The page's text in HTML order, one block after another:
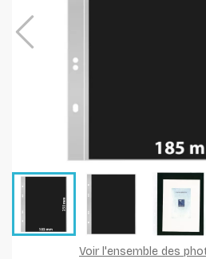
Voir l'ensemble des